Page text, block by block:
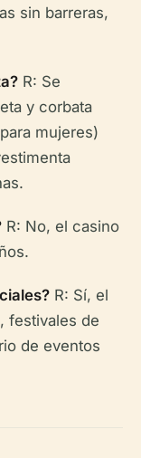
sin barreras,
R: Se
y corbata
mujeres)
R: No, el casino
R: Sí, el
festivales de
de eventos